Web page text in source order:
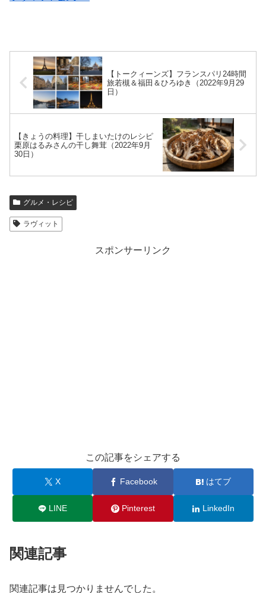
【トークィーンズ】フランスパリ24時間
旅若槻＆福田＆ひろゆき（2022年9月29
日）
【きょうの料理】干しまいたけのレシピ
栗原はるみさんの干し舞茸（2022年9月
30日）
グルメ・レシピ
ラヴィット
スポンサーリンク
この記事をシェアする
X Facebook はてブ
LINE Pinterest LinkedIn
関連記事
関連記事は見つかりませんでした。